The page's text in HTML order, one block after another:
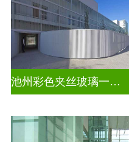
池州彩色夹丝玻璃一平多少钱